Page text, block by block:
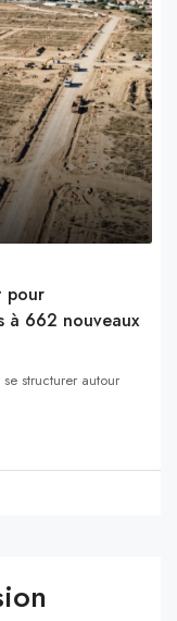
pour
à 662 nouveaux
structurer autour